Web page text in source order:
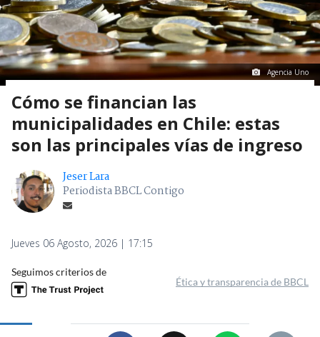
Agencia Uno
Cómo se financian las
municipalidades en Chile: estas
son las principales vías de ingreso
Jeser Lara
Periodista BBCL Contigo
Jueves 06 Agosto, 2026 | 17:15
Seguimos criterios de
Ética y transparencia de BBCL